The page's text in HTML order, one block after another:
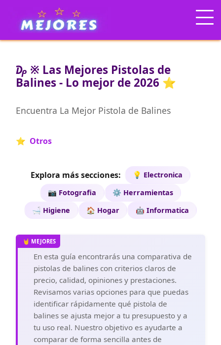
₯ ※ Las Mejores Pistolas de
Balines - Lo mejor de 2026 ⭐
Encuentra La Mejor Pistola de Balines
⭐ Otros
Explora más secciones:
💡 Electronica
📷 Fotografia
⚙️ Herramientas
🛁 Higiene
🏠 Hogar 🤖 Informatica
En esta guía encontrarás una comparativa de
pistolas de balines con criterios claros de
precio, calidad, opiniones y prestaciones.
Revisamos varias opciones para que puedas
identificar rápidamente qué pistola de
balines se ajusta mejor a tu presupuesto y a
tu uso real. Nuestro objetivo es ayudarte a
comparar de forma sencilla antes de